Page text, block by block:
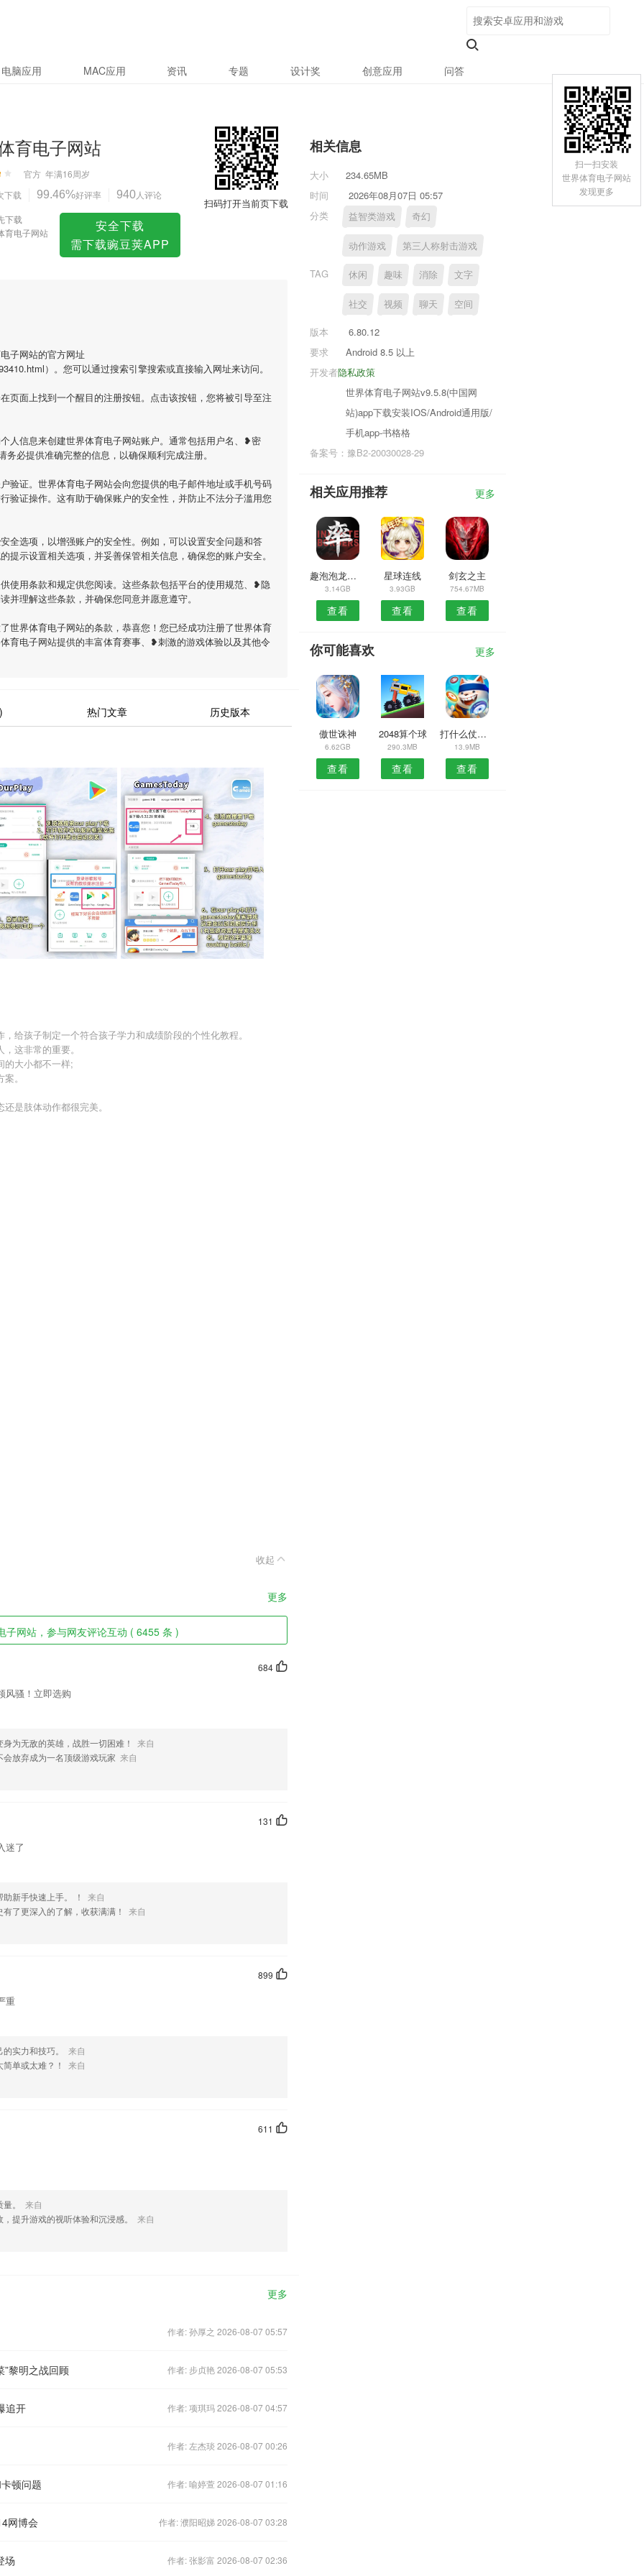
电脑应用 MAC应用 资讯 专题 设计奖 创意应用 问答
育电子网站
官方 年满16周岁
下载 99.46%好评率 940人评论
下载
育电子网站
安全下载
需下载豌豆荚APP
扫码打开当前页下载
子网站的官方网址
）。您可以通过搜索引擎搜索或直接输入网址来访问。
页面上找到一个醒目的注册按钮。点击该按钮，您将被引导至注
人信息来创建世界体育电子网站账户。通常包括用户名、❥密
必提供准确完整的信息，以确保顺利完成注册。
验证。世界体育电子网站会向您提供的电子邮件地址或手机号码
验证操作。这有助于确保账户的安全性，并防止不法分子滥用您
全选项，以增强账户的安全性。例如，可以设置安全问题和答
提示设置相关选项，并妥善保管相关信息，确保您的账户安全。
使用条款和规定供您阅读。这些条款包括平台的使用规范、❥隐
并理解这些条款，并确保您同意并愿意遵守。
世界体育电子网站的条款，恭喜您！您已经成功注册了世界体育
育电子网站提供的丰富体育赛事、❥刺激的游戏体验以及其他令
热门文章 历史版本
给孩子制定一个符合孩子学力和成绩阶段的个性化教程。
这非常的重要。
的大小都不一样;
。
是肢体动作都很完美。
收起
更多
子网站，参与网友评论互动 ( 6455 条 )
684
风骚！立即选购
为无敌的英雄，战胜一切困难！
来自
会放弃成为一名顶级游戏玩家 来自
131
迷了
新手快速上手。 ！
来自
了更深入的了解，收获满满！
来自
899
重
实力和技巧。
来自
单或太难？！
来自
611
。
来自
提升游戏的视听体验和沉浸感。
来自
更多
作者: 孙厚之 2026-08-07 05:57
”黎明之战回顾 作者: 步贞艳 2026-08-07 05:53
追开 作者: 项琪玛 2026-08-07 04:57
作者: 左杰琰 2026-08-07 00:26
顿问题 作者: 喻婷萱 2026-08-07 01:16
网博会 作者: 濮阳昭娣 2026-08-07 03:28
场 作者: 张影富 2026-08-07 02:36
相关信息
大小
234.65MB
时间
2026年08月07日 05:57
分类
益智类游戏 奇幻
动作游戏 第三人称射击游戏
TAG 休闲 趣味 消除 文字
社交 视频 聊天 空间
版本
6.80.12
要求
Android 8.5 以上
隐私政策
开发者
世界体育电子网站v9.5.8(中国网
站)app下载安装IOS/Android通用版/
手机app-书格格
备案号：豫B2-20030028-29
相关应用推荐 更多
趣泡泡龙游戏
3.14GB
查看
星球连线
3.93GB
查看
剑玄之主
754.67MB
查看
你可能喜欢 更多
傲世诛神
6.62GB
查看
2048算个球
290.3MB
查看
打什么仗手游
13.9MB
查看
扫一扫安装
世界体育电子网站
发现更多